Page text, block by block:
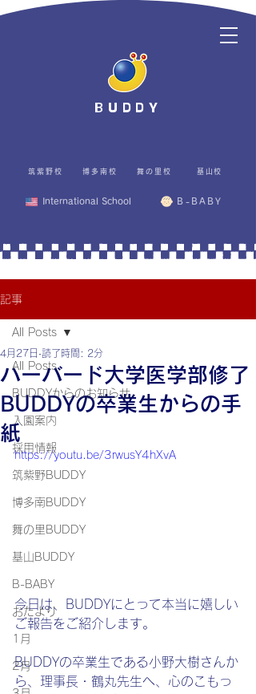
BUDDY
筑紫野校 博多南校 舞の里校 基山校
International School B-BABY
記事
All Posts
BUDDYからのお知らせ
入園案内
採用情報
筑紫野BUDDY
博多南BUDDY
舞の里BUDDY
基山BUDDY
B-BABY
おたより
1月
2月
All Posts
ハーバード大学医学部修了
BUDDYの卒業生からの手
紙
4月27日 読了時間: 2分
https://youtu.be/3rwusY4hXvA
今日は、BUDDYにとって本当に嬉しい
ご報告をご紹介します。
BUDDYの卒業生である小野大樹さんか
ら、理事長・鶴丸先生へ、心のこもっ